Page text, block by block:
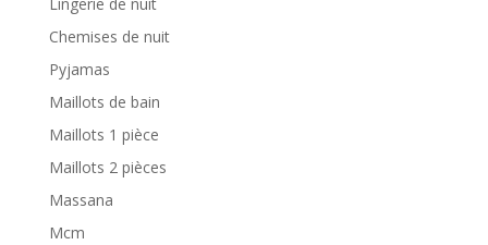
Chemises de nuit
Pyjamas
Maillots de bain
Maillots 1 pièce
Maillots 2 pièces
Massana
Mcm